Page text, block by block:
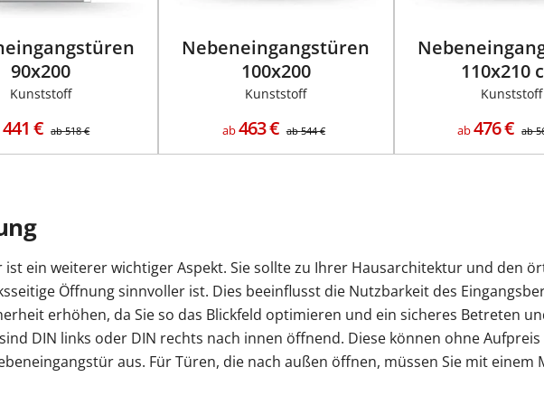
90x200
Kunststoff
441 € ab518€
Nebeneingangstüren
100x200
Kunststoff
ab463€ ab544€
110x210
Kunststoff
ab476€ ab
ein weiterer wichtiger Aspekt. Sie sollte zu Ihrer Hausarchitektur und den
Öffnung sinnvoller ist. Dies beeinflusst die Nutzbarkeit des
erhöhen, da Sie so das Blickfeld optimieren und ein sicheres Betreten
DIN links oder DIN rechts nach innen öffnend. Diese können ohne
aus. Für Türen, die nach außen öffnen, müssen Sie mit einem